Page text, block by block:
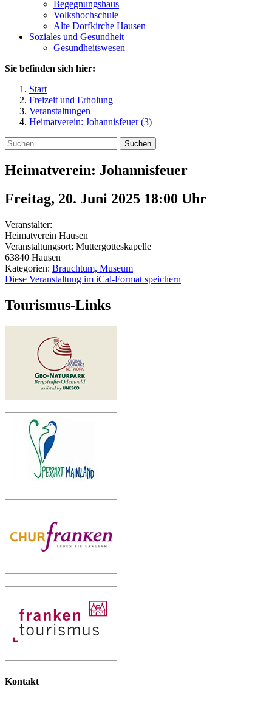
Begegnungshaus
Volkshochschule
Alte Dorfkirche Hausen
Soziales und Gesundheit
Gesundheitswesen
Sie befinden sich hier:
Start
Freizeit und Erholung
Veranstaltungen
Heimatverein: Johannisfeuer (3)
Suchen
Heimatverein: Johannisfeuer
Freitag, 20. Juni 2025 18:00 Uhr
Veranstalter:
Heimatverein Hausen
Veranstaltungsort: Muttergotteskapelle
63840 Hausen
Kategorien: Brauchtum, Museum
Diese Veranstaltung im iCal-Format speichern
Tourismus-Links
Kontakt